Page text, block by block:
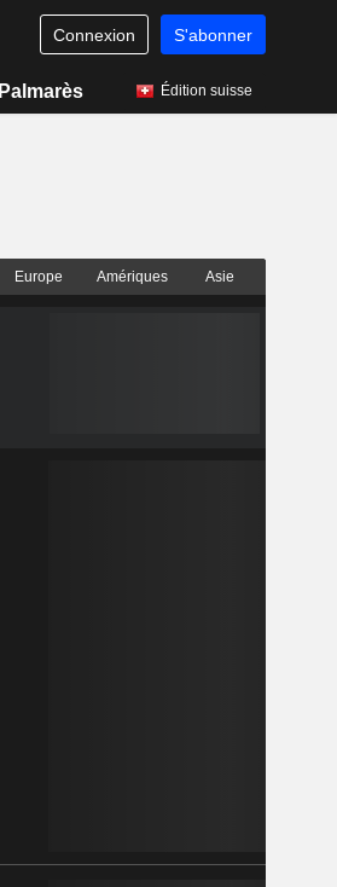
Connexion S'abonner
Palmarès Édition suisse
Europe Amériques Asie